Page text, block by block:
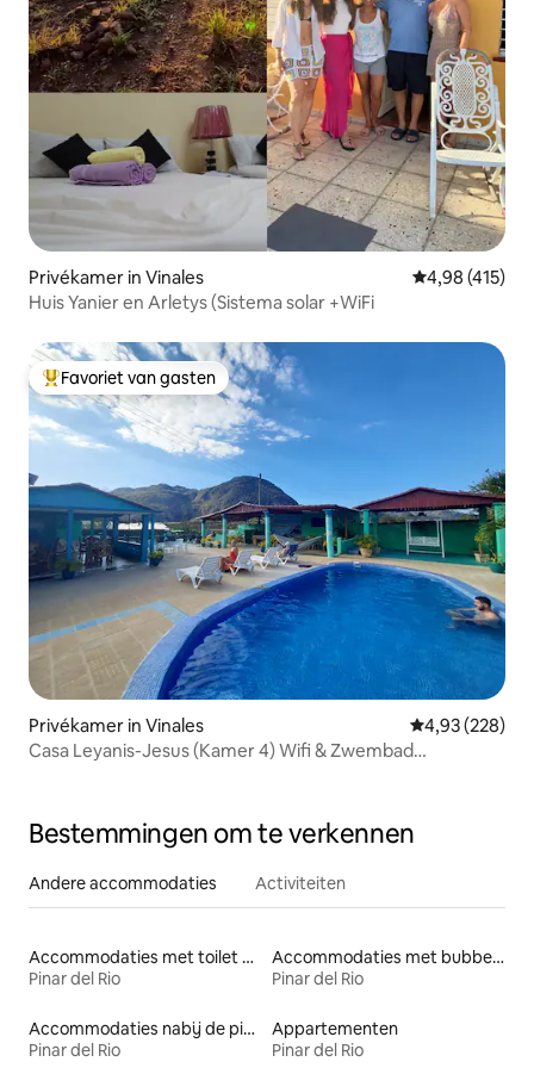
Privékamer in Vinales Gemiddelde
4,98 (415)
Huis Yanier en Arletys (Sistema solar +WiFi
Topfavoriet van gasten
Favoriet van gasten
Privékamer in Vinales Gemiddelde
4,93 (228)
Casa Leyanis-Jesus (Kamer 4) Wifi & Zwembad
Bestemmingen om te verkennen
Andere accommodaties Activiteiten
Accommodaties met toilet op toegankelijke hoogte
Pinar del Rio
Accommodaties met bubbelbad
Pinar del Rio
Accommodaties nabij de piste
Pinar del Rio
Appartementen
Pinar del Rio